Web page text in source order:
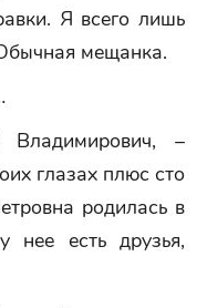
Я всего лишь
мещанка.
–
глазах плюс сто
родилась в
нее есть друзья,